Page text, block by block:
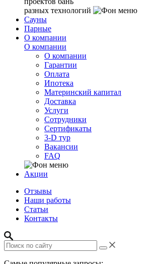
разных технологий
Сауны
Парные
О компании
О компании
О компании
Гарантии
Оплата
Ипотека
Материнский капитал
Доставка
Услуги
Сотрудники
Сертификаты
3-D тур
Вакансии
FAQ
Акции
Отзывы
Наши работы
Статьи
Контакты